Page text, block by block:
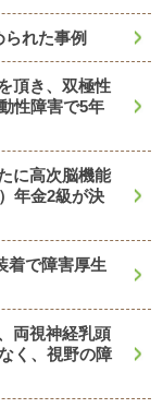
られた事例
頂き、双極性
性障害で5年
に高次脳機能
年金2級が決
着で障害厚生
両視神経乳頭
く、視野の障